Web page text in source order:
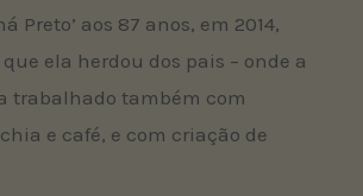
Preto’ aos 87 anos, em 2014,
ela herdou dos pais – onde a
trabalhado também com
e café, e com criação de